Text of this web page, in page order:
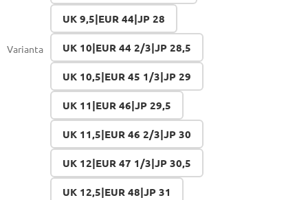
Varianta
UK 9,5|EUR 44|JP 28
UK 10|EUR 44 2/3|JP 28,5
UK 10,5|EUR 45 1/3|JP 29
UK 11|EUR 46|JP 29,5
UK 11,5|EUR 46 2/3|JP 30
UK 12|EUR 47 1/3|JP 30,5
UK 12,5|EUR 48|JP 31